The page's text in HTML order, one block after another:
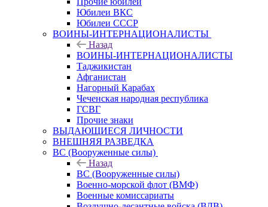
Юбилеи ВКС
Юбилеи СССР
ВОИНЫ-ИНТЕРНАЦИОНАЛИСТЫ
Назад
ВОИНЫ-ИНТЕРНАЦИОНАЛИСТЫ
Таджикистан
Афганистан
Нагорный Карабах
Чеченская народная республика
ГСВГ
Прочие знаки
ВЫДАЮЩИЕСЯ ЛИЧНОСТИ
ВНЕШНЯЯ РАЗВЕДКА
ВС (Вооруженные силы)
Назад
ВС (Вооруженные силы)
Военно-морской флот (ВМФ)
Военные комиссариаты